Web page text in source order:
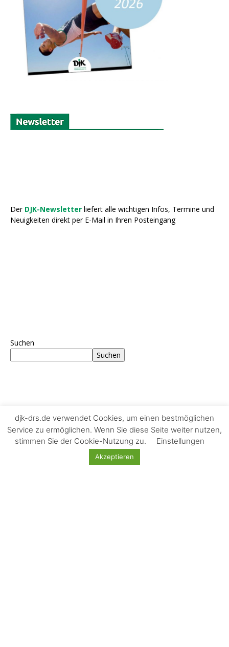
Der DJK-Newsletter liefert alle wichtigen Infos, Termine und
Neuigkeiten direkt per E-Mail in Ihren Posteingang
Suchen
Suchen
djk-drs.de verwendet Cookies, um einen bestmöglichen
Service zu ermöglichen. Wenn Sie diese Seite weiter nutzen,
stimmen Sie der Cookie-Nutzung zu.
Einstellungen
Akzeptieren